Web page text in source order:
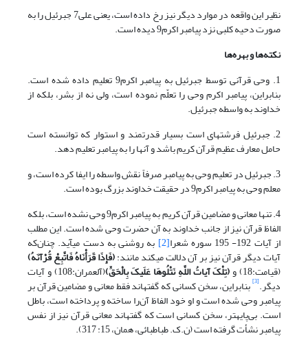
نظیر این واقعه در موارد دیگر نیز رخ داده است، یعنی علی7 جبرئیل را به
صورت دحیه کلبی نزد پیامبر اکرم9‌ دیده است.
نکته‌ها و بهره‌ها
1. وحی قرآنی توسط جبرئیل به پیامبر اکرم9 تعلیم داده شده است.
بنابراین، پیامبر اکرم وحی را تعلّم نموده است، ولی نه از بشر، بلکه از
خداوند به واسطه جبرئیل.
2. جبرئیل فرشته­ای است بسیار قدرتمند و استوار که توانسته است
حامل معارف عظیم قرآن کریم باشد و آنها را به پیامبر تعلیم دهد.
3. جبرئیل در تعلیم وحی به پیامبر صرفاً نقش واسطه را ایفا کرده است، و
معلم وحی به پیامبر اکرم9 در حقیقت خداوند بزرگ بوده است.
4. تنها معانی و مضامین قرآن کریم به پیامبر اکرم9 وحی نشده است، بلکه
الفاظ قرآن نیز از جانب خداوند به آن حضرت وحی شده است. این مطلب
از آیات 192- 195 سوره شعرا [2] به روشنی به دست می­آید. چنان‌که
آیات دیگر قرآن نیز بر آن دلالت می­کند مانند:(فَإِذَا قَرَأْنَاهُ فَاتَّبِعْ قُرْآنَهُ)
(قیامت:18) و (تِلْکَ آیاتُ اللَّهِ نَتْلُوهَا عَلَیکَ بِالْحَقِّ) (آل‏عمران:108) و آیات
دیگر.[3] بنابراین، سخن کسانی که گفته­اند فقط معانی و مضامین قرآن بر
پیامبر وحی شده است و او خود الفاظ آن‌را ساخته و پرداخته است، ‌باطل
است.‌ بی‌پایه‎تر، سخن کسانی است که گفته‏اند معانی قرآن نیز از نفس
پیامبر نشأت گرفته است (ن.ک. طباطبائی، همان، 15: 317).